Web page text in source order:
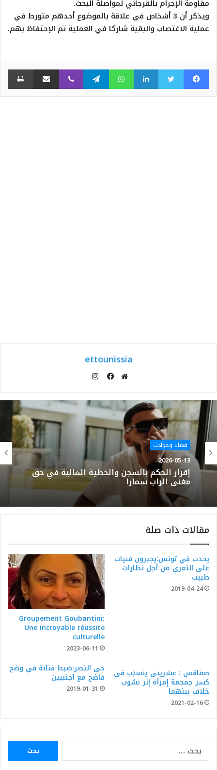
مقاومة الإجرام بالقرجاني لمواصلة البحث.
ويذكر أن 3 أشخاص في علاقة بالموضوع أحدهم متورط في
عملية الاغتصاب والبقية شاركا في العملية تم الإحتفاظ بهم.
فيسبوكتويتر لينكدإنواتساب تيلقرام ڤايبر مشاركة عبر البريد
ettounissia
الويب
قضايا وحوادث
2026-05-13
إقرار الحكم بالسجن والخطية المالية في حق
مغني الراب سمارا
مقالات ذات صلة
يحدث في تونس:يجبرون فتيات
على التعري من أجل نظارات
طبيب
2019-04-24
Groupement Goubantini:
Une incroyable réussite
culturelle
2023-06-11
صفاقس : عشريني يتسبّب في
كسر جمجمة إمرأة إثر نشوب
خلاف بينهما
2021-02-16
حي النصر:ضبط فنانة في وضح
فاضح مع اجنبيين
2019-01-31
البحث